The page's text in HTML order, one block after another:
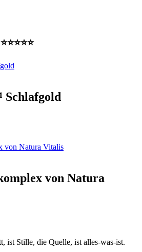
Schlafgold
von Natura
ist Stille, die Quelle, ist alles-was-ist.